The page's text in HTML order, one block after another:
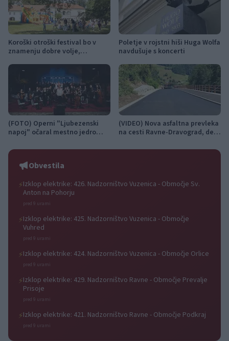
Koroški otroški festival bo v
znamenju dobre volje,
Poletje v rojstni hiši Huga Wolfa
navdušuje s koncerti
(FOTO) Operni "Ljubezenski
napoj" očaral mestno jedro
(VIDEO) Nova asfaltna prevleka
na cesti Ravne-Dravograd, dela
Obvestila
⚡Izklop elektrike: 426. Nadzorništvo Vuzenica - Območje Sv.
Anton na Pohorju
pred 9 urami
⚡Izklop elektrike: 425. Nadzorništvo Vuzenica - Območje
Vuhred
pred 9 urami
⚡Izklop elektrike: 424. Nadzorništvo Vuzenica - Območje Orlice
pred 9 urami
⚡Izklop elektrike: 429. Nadzorništvo Ravne - Območje Prevalje
Prisoje
pred 9 urami
⚡Izklop elektrike: 421. Nadzorništvo Ravne - Območje Podkraj
pred 9 urami